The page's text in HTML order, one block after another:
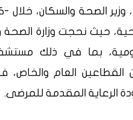
الصحة والسكان، خلال
حيث نحجت وزارة
بما في ذلك
القطاعين العام
الرعاية المقدمة للمرضى.